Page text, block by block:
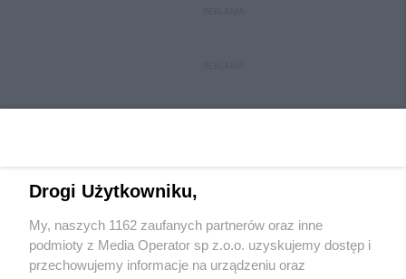
Wydawca mediówlokalnych
Drogi Użytkowniku,
My, naszych 1162 zaufanych partnerów oraz inne
podmioty z Media Operator sp z.o.o. uzyskujemy dostęp i
przechowujemy informacje na urządzeniu oraz